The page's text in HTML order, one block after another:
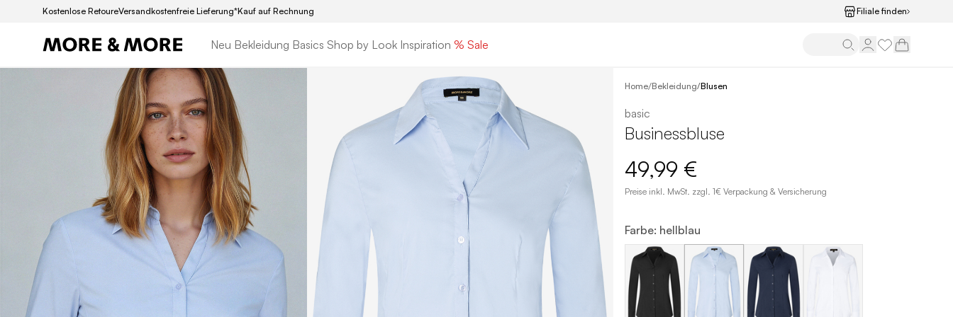
Kostenlose RetoureVersandkostenfreie Lieferung*Kauf auf Rechnung Filiale finden
Neu Bekleidung Basics Shop by Look Inspiration % Sale
Home/Bekleidung/Blusen
basic
Businessbluse
49,99 €
Preise inkl. MwSt. zzgl. 1€ Verpackung & Versicherung
Farbe: hellblau